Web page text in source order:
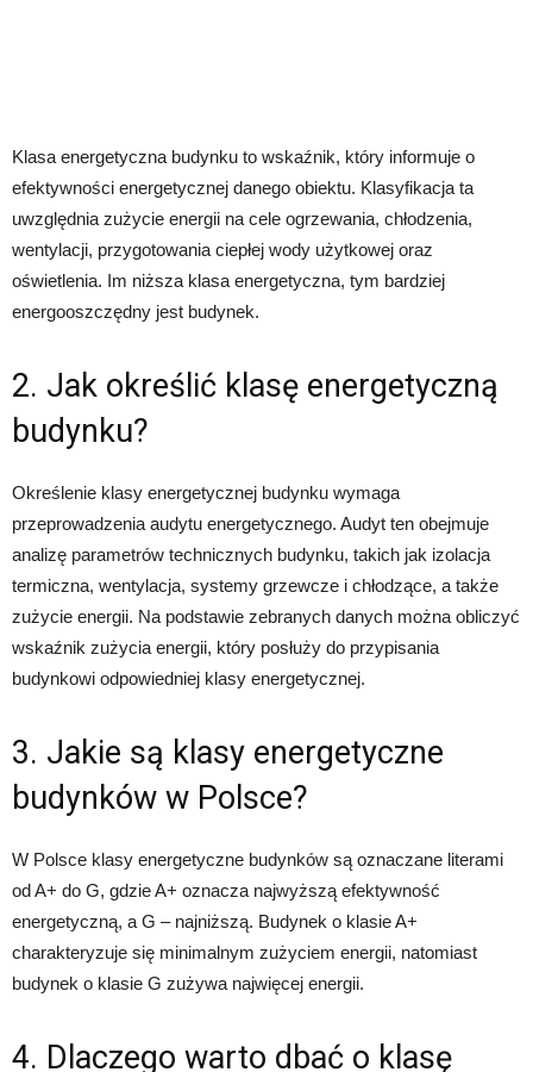
Klasa energetyczna budynku to wskaźnik, który informuje o
efektywności energetycznej danego obiektu. Klasyfikacja ta
uwzględnia zużycie energii na cele ogrzewania, chłodzenia,
wentylacji, przygotowania ciepłej wody użytkowej oraz
oświetlenia. Im niższa klasa energetyczna, tym bardziej
energooszczędny jest budynek.
2. Jak określić klasę energetyczną
budynku?
Określenie klasy energetycznej budynku wymaga
przeprowadzenia audytu energetycznego. Audyt ten obejmuje
analizę parametrów technicznych budynku, takich jak izolacja
termiczna, wentylacja, systemy grzewcze i chłodzące, a także
zużycie energii. Na podstawie zebranych danych można obliczyć
wskaźnik zużycia energii, który posłuży do przypisania
budynkowi odpowiedniej klasy energetycznej.
3. Jakie są klasy energetyczne
budynków w Polsce?
W Polsce klasy energetyczne budynków są oznaczane literami
od A+ do G, gdzie A+ oznacza najwyższą efektywność
energetyczną, a G – najniższą. Budynek o klasie A+
charakteryzuje się minimalnym zużyciem energii, natomiast
budynek o klasie G zużywa najwięcej energii.
4. Dlaczego warto dbać o klasę